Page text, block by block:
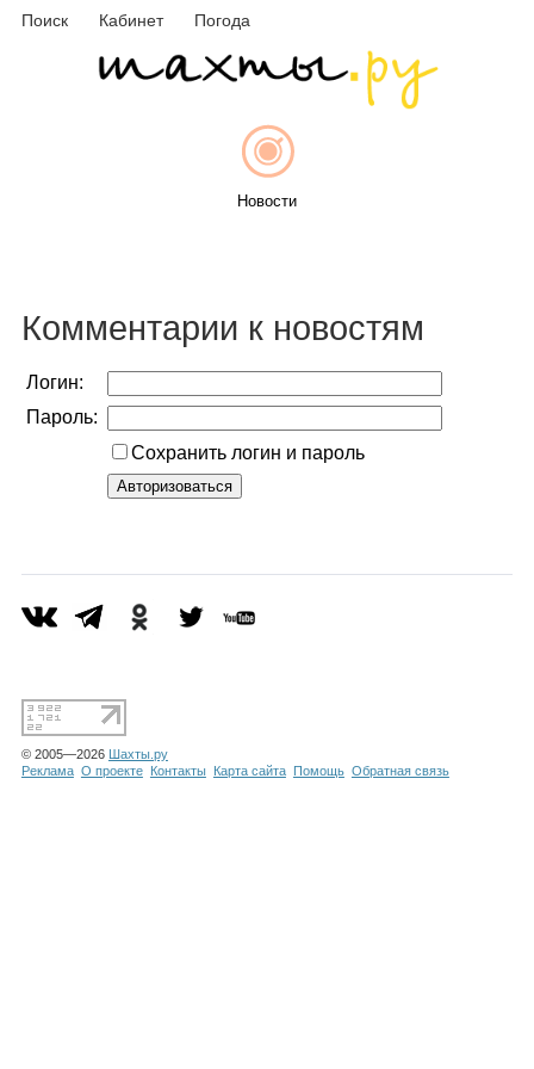
Поиск Кабинет Погода
Новости
Объявления
Гороскоп
Комментарии к новостям
Логин:
Пароль:
Сохранить логин и пароль
© 2005—2026 Шахты.ру
Реклама О проекте Контакты Карта сайта Помощь Обратная связь